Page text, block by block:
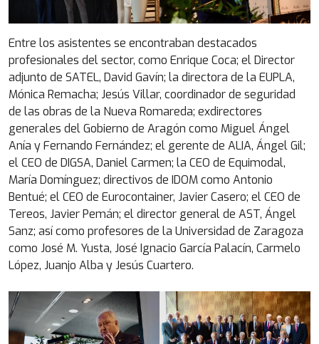
Entre los asistentes se encontraban destacados
profesionales del sector, como Enrique Coca; el Director
adjunto de SATEL, David Gavín; la directora de la EUPLA,
Mónica Remacha; Jesús Villar, coordinador de seguridad
de las obras de la Nueva Romareda; exdirectores
generales del Gobierno de Aragón como Miguel Ángel
Anía y Fernando Fernández; el gerente de ALIA, Ángel Gil;
el CEO de DIGSA, Daniel Carmen; la CEO de Equimodal,
María Domínguez; directivos de IDOM como Antonio
Bentué; el CEO de Eurocontainer, Javier Casero; el CEO de
Tereos, Javier Pemán; el director general de AST, Ángel
Sanz; así como profesores de la Universidad de Zaragoza
como José M. Yusta, José Ignacio García Palacín, Carmelo
López, Juanjo Alba y Jesús Cuartero.